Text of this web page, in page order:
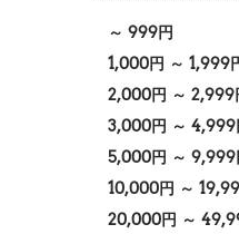
～ 999円
1,000円 ～ 1,999
2,000円 ～ 2,999
3,000円 ～ 4,999
5,000円 ～ 9,999
10,000円 ～
20,000円 ～